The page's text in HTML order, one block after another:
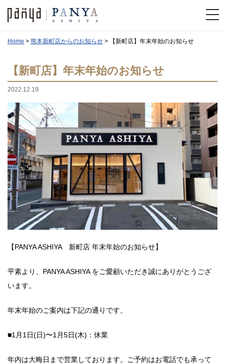
Home > 熊本新町店からのお知らせ > 【新町店】年末年始のお知らせ
【新町店】年末年始のお知らせ
2022.12.19
【PANYA ASHIYA 新町店 年末年始のお知らせ】
平素より、PANYA ASHIYA をご愛顧いただき誠にありがとうござ
います。
年末年始のご案内は下記の通りです。
■1月1日(日)〜1月5日(木)：休業
年内は大晦日まで営業しております。ご予約はお電話でも承って